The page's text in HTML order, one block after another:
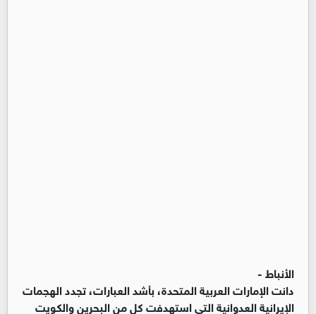
الأنباط -
دانت الإمارات العربية المتحدة، بأشد العبارات، تجدد الهجمات
الإيرانية العدوانية التي استهدفت كل من البحرين والكويت